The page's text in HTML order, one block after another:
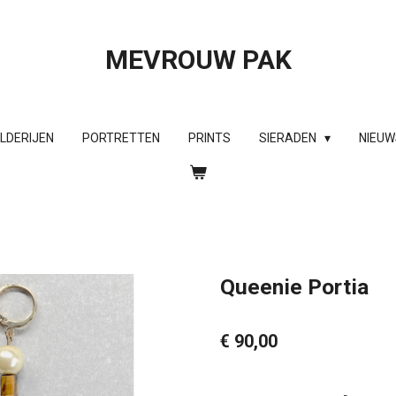
MEVROUW PAK
PORTRETTEN PRINTS SIERADEN
Queenie Portia
€ 90,00